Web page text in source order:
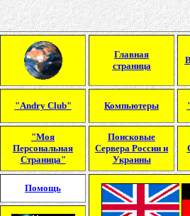
Главная
страница
"Andry Club" Компьютеры
"Моя
Персональная
Страница"
Поисковые
Сервера России и
Украины
Помощь